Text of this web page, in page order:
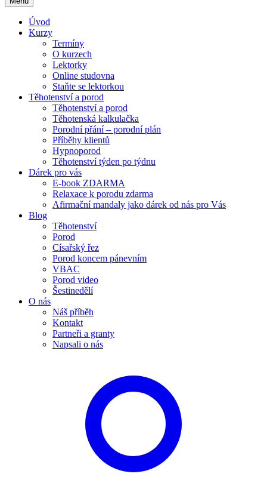
Úvod
Kurzy
Termíny
O kurzech
Lektorky
Online studovna
Staňte se lektorkou
Těhotenství a porod
Těhotenství a porod
Těhotenská kalkulačka
Porodní přání – porodní plán
Příběhy klientů
Hypnoporod
Těhotenství týden po týdnu
Dárek pro vás
E-book ZDARMA
Relaxace k porodu zdarma
Afirmační mandaly jako dárek od nás pro Vás
Blog
Těhotenství
Porod
Císařský řez
Porod koncem pánevním
VBAC
Porod video
Šestinedělí
O nás
Náš příběh
Kontakt
Partneři a granty
Napsali o nás